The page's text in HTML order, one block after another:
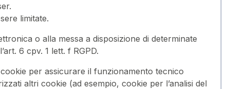
limitate.
o alla messa a disposizione di determinate
6 cpv. 1 lett. f RGPD.
per assicurare il funzionamento tecnico
altri cookie (ad esempio, cookie per l’analisi del